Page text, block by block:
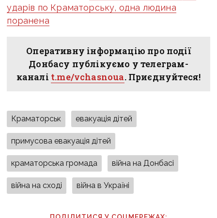
ударів по Краматорську, одна людина
поранена
Оперативну інформацію про події
Донбасу публікуємо у телеграм-
каналі t.me/vchasnoua. Приєднуйтеся!
Краматорськ евакуація дітей
примусова евакуація дітей
краматорська громада війна на Донбасі
війна на сході війна в Україні